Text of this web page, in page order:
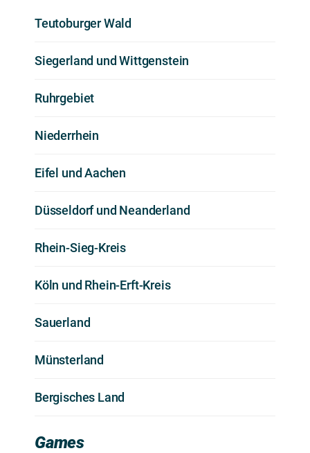
Teutoburger Wald
Siegerland und Wittgenstein
Ruhrgebiet
Niederrhein
Eifel und Aachen
Düsseldorf und Neanderland
Rhein-Sieg-Kreis
Köln und Rhein-Erft-Kreis
Sauerland
Münsterland
Bergisches Land
Games